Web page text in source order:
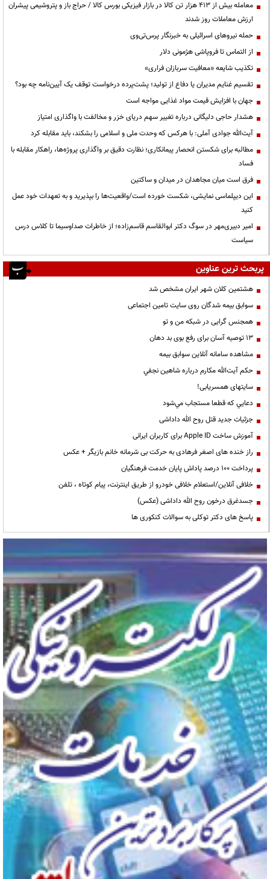
معامله بیش از ۴۱۳ هزار تن کالا در بازار فیزیکی بورس کالا / حراج باز و پتروشیمی پیشران
ارزش معاملات روز شدند
حمله نیروهای اسرائیلی به خبرنگار پرس‌تی‌وی
از التماس تا فروپاشی هژمونی دلار
تکذیب شایعه «معافیت سربازان فراری»
تقسیم غنایم مدیران یا دفاع از تولید؛ پشت‌پرده درخواست توقف یک آیین‌نامه چه بود؟
جهان با افزایش قیمت مواد غذایی مواجه است
هشدار حاجی دلیگانی درباره تغییر سهم دریای خزر و مخالفت با واگذاری امتیاز
آیت‌الله جوادی آملی: با هرکس که وحدت ملی و اسلامی را بشکند، باید مقابله کرد
مطالبه برای شکستن انحصار پیمانکاری؛ نظارت دقیق بر واگذاری پروژه‌ها، راهکار مقابله با
فساد
فرق است میان مجاهدان در میدان و ساکتین
این دیپلماسی نمایشی، شکست خورده است/واقعیت‌ها را بپذیرید و به تعهدات خود عمل
کنید
امیر دبیری‌مهر در سوگ دکتر ابوالقاسم قاسم‌زاده؛ از خاطرات صداوسیما تا کلاس درس
سیاست
پربحث ترین عناوین
هشتمین کلان شهر ایران مشخص شد
سوابق بیمه شدگان روی سایت تامین اجتماعی
همجنس گرایی در شبکه من و تو
13 توصیه آسان برای رفع بوی بد دهان
مشاهده سامانه آنلاين سوابق بیمه
حكم آيت‌الله مكارم درباره شاهين نجفي
سایتهای همسریابی!
دعايي كه قطعا مستجاب مي‌شود
جزئیات جدید قتل روح الله داداشی
آموزش ساخت Apple ID برای کاربران ایرانی
راز خنده های اصغر فرهادی به حرکت بی شرمانه خانم بازیگر + عکس
پرداخت ۱۰۰ درصد پاداش پایان خدمت فرهنگیان
خلافی آنلاین/استعلام خلافی خودرو از طریق اینترنت، پیام کوتاه ، تلفن
جسدغرق درخون روح الله داداشی (عکس)
پاسخ های دکتر توکلی به سوالات کنکوری ها